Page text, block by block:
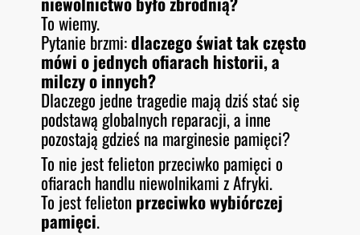
To wiemy.
Pytanie brzmi:dlaczego świat tak często
mówi o jednych ofiarach historii, a
milczy o innych?
Dlaczego jedne tragedie mają dziś stać się
podstawą globalnych reparacji, a inne
pozostają gdzieś na marginesie pamięci?
To nie jest felieton przeciwko pamięci o
ofiarach handlu niewolnikami z Afryki.
To jest felietonprzeciwko wybiórczej
pamięci.